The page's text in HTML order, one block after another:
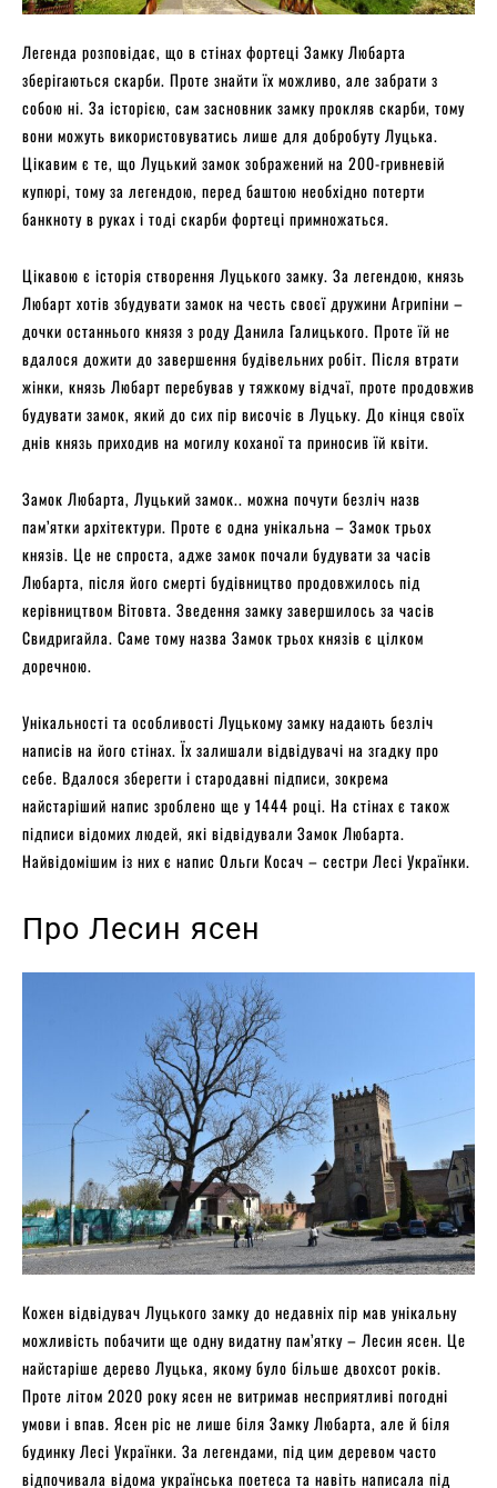
Легенда розповідає, що в стінах фортеці Замку Любарта
зберігаються скарби. Проте знайти їх можливо, але забрати з
собою ні. За історією, сам засновник замку прокляв скарби, тому
вони можуть використовуватись лише для добробуту Луцька.
Цікавим є те, що Луцький замок зображений на 200-гривневій
купюрі, тому за легендою, перед баштою необхідно потерти
банкноту в руках і тоді скарби фортеці примножаться.
Цікавою є історія створення Луцького замку. За легендою, князь
Любарт хотів збудувати замок на честь своєї дружини Агрипіни –
дочки останнього князя з роду Данила Галицького. Проте їй не
вдалося дожити до завершення будівельних робіт. Після втрати
жінки, князь Любарт перебував у тяжкому відчаї, проте продовжив
будувати замок, який до сих пір височіє в Луцьку. До кінця своїх
днів князь приходив на могилу коханої та приносив їй квіти.
Замок Любарта, Луцький замок.. можна почути безліч назв
пам’ятки архітектури. Проте є одна унікальна – Замок трьох
князів. Це не спроста, адже замок почали будувати за часів
Любарта, після його смерті будівництво продовжилось під
керівництвом Вітовта. Зведення замку завершилось за часів
Свидригайла. Саме тому назва Замок трьох князів є цілком
доречною.
Унікальності та особливості Луцькому замку надають безліч
написів на його стінах. Їх залишали відвідувачі на згадку про
себе. Вдалося зберегти і стародавні підписи, зокрема
найстаріший напис зроблено ще у 1444 році. На стінах є також
підписи відомих людей, які відвідували Замок Любарта.
Найвідомішим із них є напис Ольги Косач – сестри Лесі Українки.
Про Лесин ясен
Кожен відвідувач Луцького замку до недавніх пір мав унікальну
можливість побачити ще одну видатну пам’ятку – Лесин ясен. Це
найстаріше дерево Луцька, якому було більше двохсот років.
Проте літом 2020 року ясен не витримав несприятливі погодні
умови і впав. Ясен ріс не лише біля Замку Любарта, але й біля
будинку Лесі Українки. За легендами, під цим деревом часто
відпочивала відома українська поетеса та навіть написала під